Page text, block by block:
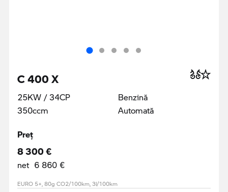
C 400 X
25KW / 34CP
350ccm
Benzină
Automată
Preţ
8 300 €
net 6 860 €
EURO 5+, 80g CO2/100km, 3l/100km